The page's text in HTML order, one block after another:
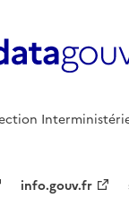
info.gouv.fr